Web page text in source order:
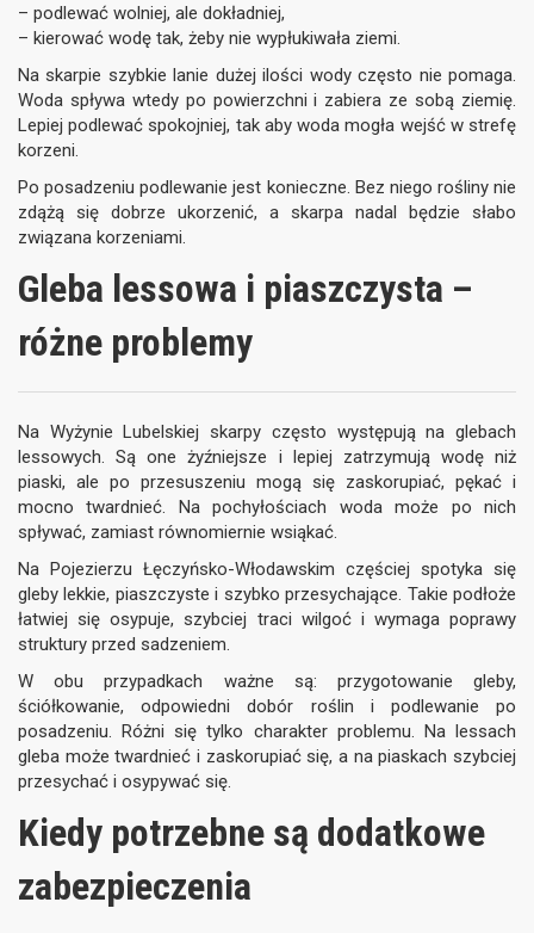
– podlewać wolniej, ale dokładniej,
– kierować wodę tak, żeby nie wypłukiwała ziemi.
Na skarpie szybkie lanie dużej ilości wody często nie pomaga.
Woda spływa wtedy po powierzchni i zabiera ze sobą ziemię.
Lepiej podlewać spokojniej, tak aby woda mogła wejść w strefę
korzeni.
Po posadzeniu podlewanie jest konieczne. Bez niego rośliny nie
zdążą się dobrze ukorzenić, a skarpa nadal będzie słabo
związana korzeniami.
Gleba lessowa i piaszczysta –
różne problemy
Na Wyżynie Lubelskiej skarpy często występują na glebach
lessowych. Są one żyźniejsze i lepiej zatrzymują wodę niż
piaski, ale po przesuszeniu mogą się zaskorupiać, pękać i
mocno twardnieć. Na pochyłościach woda może po nich
spływać, zamiast równomiernie wsiąkać.
Na Pojezierzu Łęczyńsko-Włodawskim częściej spotyka się
gleby lekkie, piaszczyste i szybko przesychające. Takie podłoże
łatwiej się osypuje, szybciej traci wilgoć i wymaga poprawy
struktury przed sadzeniem.
W obu przypadkach ważne są: przygotowanie gleby,
ściółkowanie, odpowiedni dobór roślin i podlewanie po
posadzeniu. Różni się tylko charakter problemu. Na lessach
gleba może twardnieć i zaskorupiać się, a na piaskach szybciej
przesychać i osypywać się.
Kiedy potrzebne są dodatkowe
zabezpieczenia